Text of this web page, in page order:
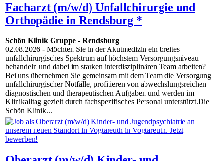
Facharzt (m/w/d) Unfallchirurgie und
Orthopädie in Rendsburg *
Schön Klinik Gruppe - Rendsburg
02.08.2026 - Möchten Sie in der Akutmedizin ein breites
unfallchirurgisches Spektrum auf höchstem Versorgungsniveau
behandeln und dabei im starken interdisziplinären Team arbeiten?
Bei uns übernehmen Sie gemeinsam mit dem Team die Versorgung
unfallchirurgischer Notfälle, profitieren von abwechslungsreichen
diagnostischen und therapeutischen Aufgaben und werden im
Klinikalltag gezielt durch fachspezifisches Personal unterstützt.Die
Schön Klinik...